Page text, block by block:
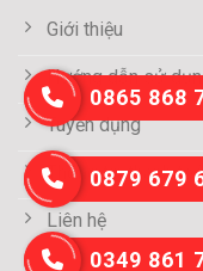
Giới thiệu
Hướng dẫn sử
Tuyển dụng
Thông tin thanh
Liên hệ
0865 868
0879 679
0349 861